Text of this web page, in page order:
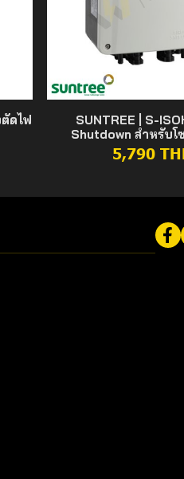
ดไฟ
SUNTREE | S-
Shutdown สำหรับโ
5,790